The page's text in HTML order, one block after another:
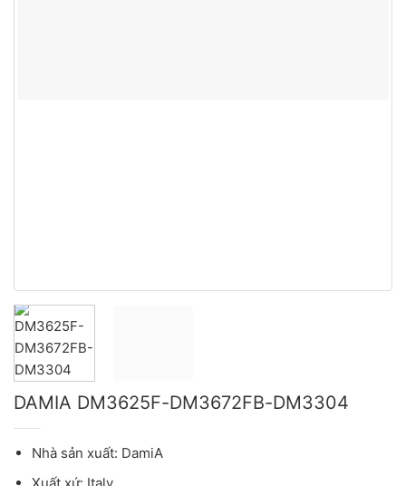
DAMIA DM3625F-DM3672FB-DM3304
Nhà sản xuất: DamiA